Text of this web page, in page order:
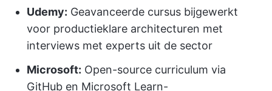
Udemy: Geavanceerde cursus bijgewerkt
voor productieklare architecturen met
interviews met experts uit de sector
Microsoft: Open-source curriculum via
GitHub en Microsoft Learn-